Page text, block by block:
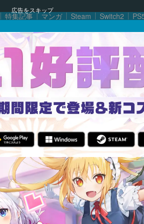
広告をスキップ
特集記事 マンガ Steam Switch2